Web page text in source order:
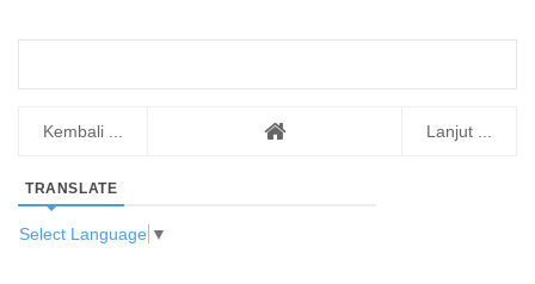
Kembali ... Lanjut ...
TRANSLATE
Select Language ▼